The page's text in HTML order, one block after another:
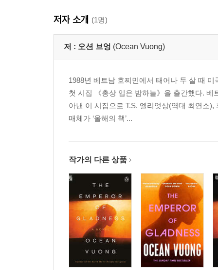
저자 소개 (1명)
저 : 오션 브엉 (Ocean Vuong)
1988년 베트남 호찌민에서 태어나 두 살 때
첫 시집 《총상 입은 밤하늘》을 출간했다.
아낸 이 시집으로 T.S. 엘리엇상(역대 최연소
매체가 ‘올해의 책’...
작가의 다른 상품